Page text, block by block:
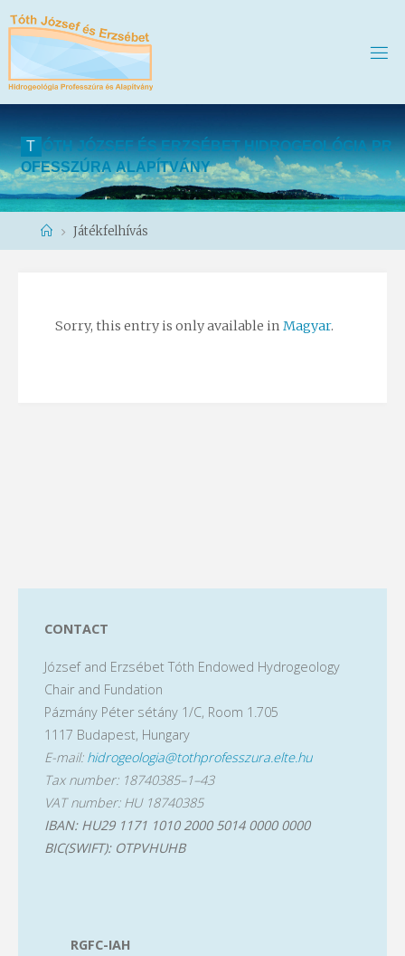
T ÓT H J ÓZS E F ÉS E RZSÉ BET H DROG EOLÓG A P R
OFESSZÚ RA ALAPÍTVÁNY
HomeJátékfelhívás
Sorry, this entry is only available in Magyar.
CONTACT
József and Erzsébet Tóth Endowed Hydrogeology
Chair and Fundation
Pázmány Péter sétány 1/C, Room 1.705
1117 Budapest, Hungary
E-mail: hidrogeologia@tothprofesszura.elte.hu
Tax number: 18740385–1–43
VAT number: HU 18740385
IBAN: HU29 1171 1010 2000 5014 0000 0000
BIC(SWIFT): OTPVHUHB
RGFC-IAH